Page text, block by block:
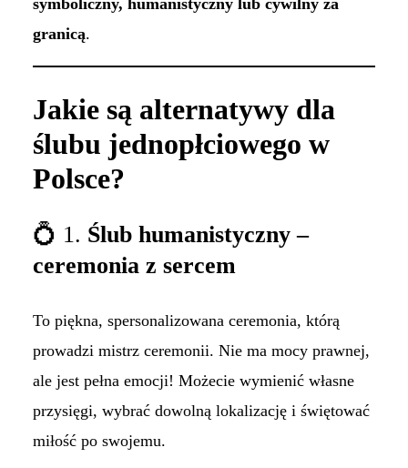
granicą.
Jakie są alternatywy dla
ślubu jednopłciowego w
Polsce?
💍 1. Ślub humanistyczny –
ceremonia z sercem
To piękna, spersonalizowana ceremonia, którą
prowadzi mistrz ceremonii. Nie ma mocy prawnej,
ale jest pełna emocji! Możecie wymienić własne
przysięgi, wybrać dowolną lokalizację i świętować
miłość po swojemu.